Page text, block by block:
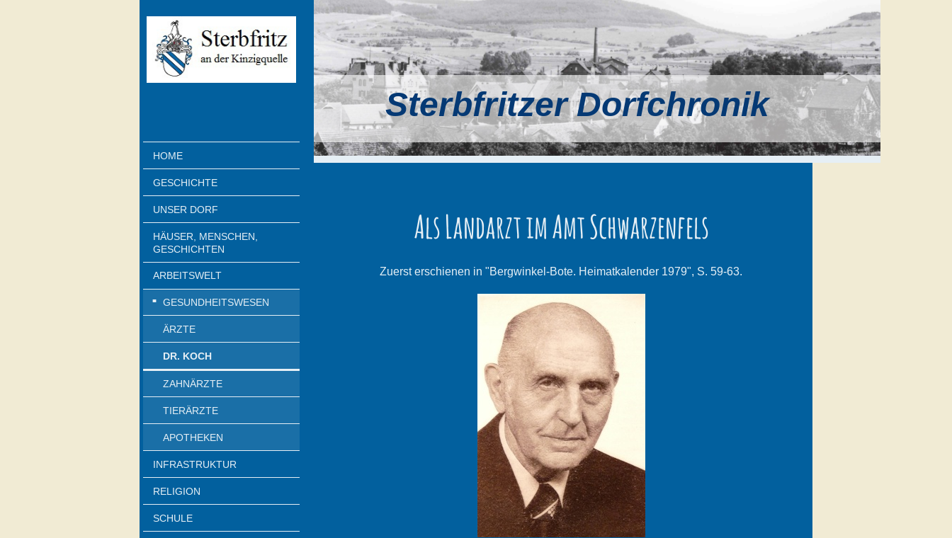
HOME
GESCHICHTE
UNSER DORF
HÄUSER, MENSCHEN,
GESCHICHTEN
ARBEITSWELT
GESUNDHEITSWESEN
ÄRZTE
DR. KOCH
ZAHNÄRZTE
TIERÄRZTE
APOTHEKEN
INFRASTRUKTUR
RELIGION
SCHULE
Sterbfritzer Dorfchronik
Als Landarzt im Amt Schwarzenfels
Zuerst erschienen in "Bergwinkel-Bote. Heimatkalender 1979", S. 59-63.